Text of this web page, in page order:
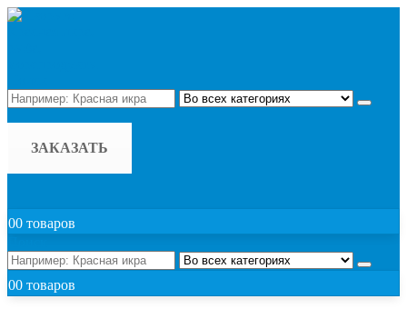
ЗАКАЗАТЬ
00 товаров
00 товаров